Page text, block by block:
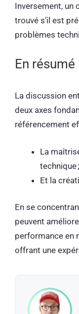
Inversement, un
trouvé s’il est
problèmes
En résumé
La discussion
deux axes
référencement
La
technique ;
Et la
En se
peuvent
performance en
offrant une